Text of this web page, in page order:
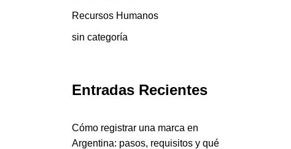
Recursos Humanos
sin categoría
Entradas Recientes
Cómo registrar una marca en
Argentina: pasos, requisitos y qué